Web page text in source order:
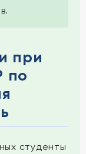
при
по
студенты